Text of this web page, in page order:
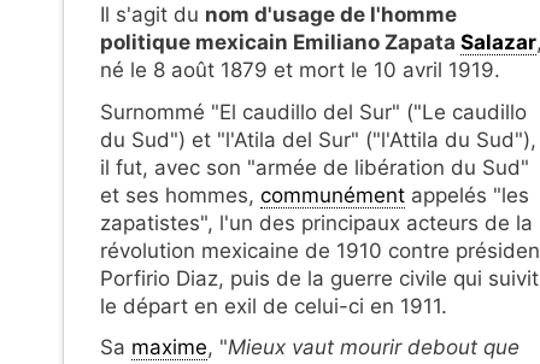
Il s'agit du nom d'usage de l'homme
politique mexicain Emiliano Zapata Salazar,
né le 8 août 1879 et mort le 10 avril 1919.
Surnommé "El caudillo del Sur" ("Le caudillo
du Sud") et "l'Atila del Sur" ("l'Attila du Sud"),
il fut, avec son "armée de libération du Sud"
et ses hommes, communément appelés "les
zapatistes", l'un des principaux acteurs de la
révolution mexicaine de 1910 contre
Porfirio Diaz, puis de la guerre civile qui suivit
le départ en exil de celui-ci en 1911.
Sa maxime, "Mieux vaut mourir debout que